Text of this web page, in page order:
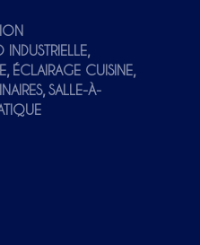
A
T
I
INDUSTRIELLE,
, ÉCLAIRAGE CUISINE,
,SALLE-À-